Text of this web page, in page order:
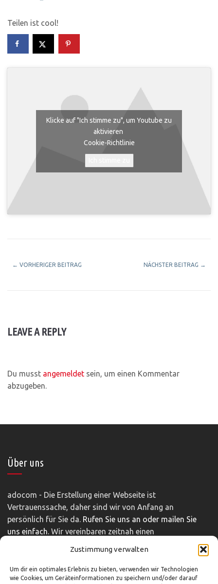
Zustimmung verwalten
Um dir ein optimales Erlebnis zu bieten, verwenden wir Technologien
wie Cookies, um Geräteinformationen zu speichern und/oder darauf
Teilen ist cool!
Klicke auf "Ich stimme zu", um Youtube zu
aktivieren
Cookie-Richtlinie
← VORHERIGER BEITRAG NÄCHSTER BEITRAG →
LEAVE A REPLY
Du musst angemeldet sein, um einen Kommentar
abzugeben.
Über uns
adocom - Die Erstellung einer Webseite ist
Vertrauenssache, daher sind wir von Anfang an
persönlich für Sie da. Rufen Sie uns an oder mailen Sie
uns einfach. Wir vereinbaren zeitnah einen
Impressum|Disclaimer |Datenschutz